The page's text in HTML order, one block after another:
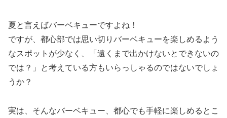
夏と言えばバーベキューですよね！
ですが、都心部では思い切りバーベキューを楽しめるよう
なスポットが少なく、「遠くまで出かけないとできないの
では？」と考えている方もいらっしゃるのではないでしょ
うか？
実は、そんなバーベキュー、都心でも手軽に楽しめるとこ